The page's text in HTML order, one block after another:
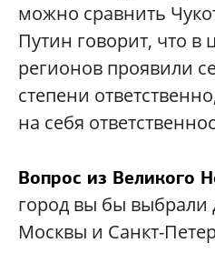
можно сравнить
Путин говорит, что в
регионов проявили
степени
на себя
Вопрос из Великого
город вы бы
Москвы и Санкт-